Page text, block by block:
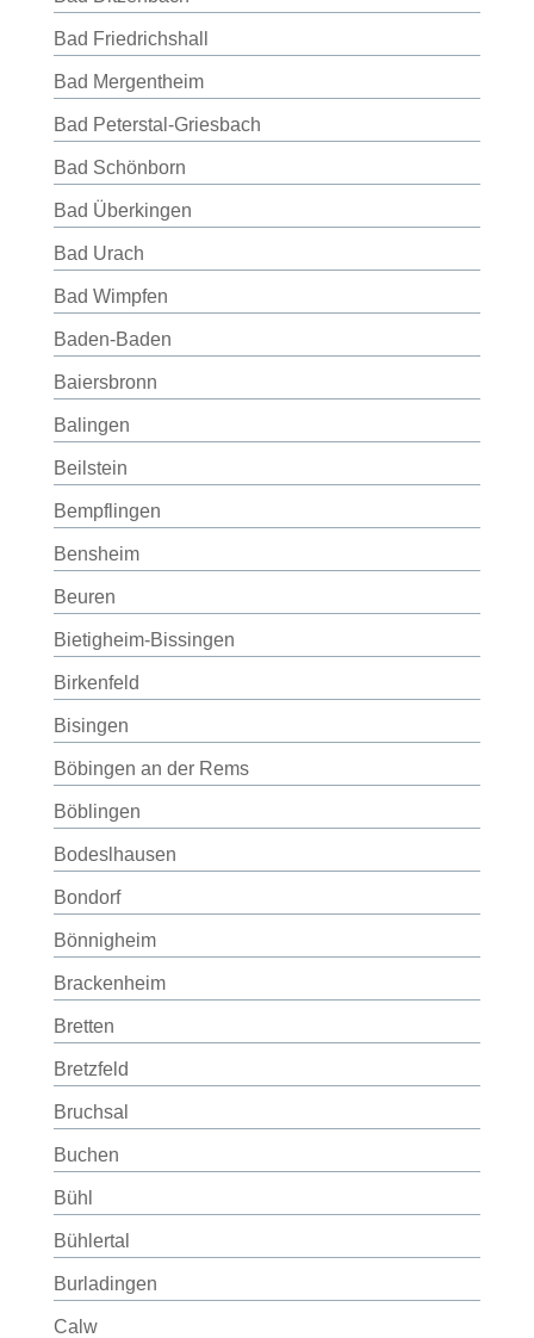
Bad Friedrichshall
Bad Mergentheim
Bad Peterstal-Griesbach
Bad Schönborn
Bad Überkingen
Bad Urach
Bad Wimpfen
Baden-Baden
Baiersbronn
Balingen
Beilstein
Bempflingen
Bensheim
Beuren
Bietigheim-Bissingen
Birkenfeld
Bisingen
Böbingen an der Rems
Böblingen
Bodeslhausen
Bondorf
Bönnigheim
Brackenheim
Bretten
Bretzfeld
Bruchsal
Buchen
Bühl
Bühlertal
Burladingen
Calw